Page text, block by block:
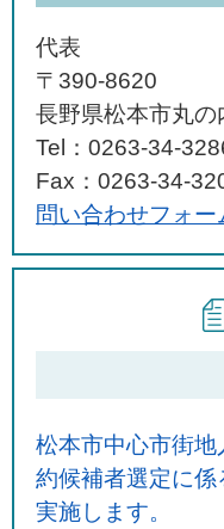
代表
〒390-8620
長野県松本市丸の
Tel：0263-34-
Fax：0263-34-
問い合わせフォー
松本市中心市街
約候補者選定に
実施します。